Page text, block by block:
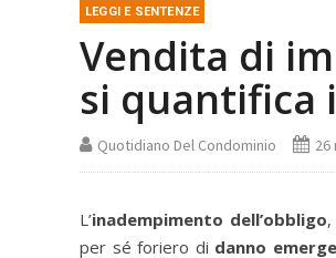
LEGGI E SENTENZE
Vendita di
si quantifica
Quotidiano Del Condominio 26
L’inadempimento dell’obbligo
per sé foriero di danno